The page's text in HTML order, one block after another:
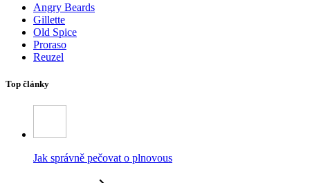
Angry Beards
Gillette
Old Spice
Proraso
Reuzel
Top články
Jak správně pečovat o plnovous